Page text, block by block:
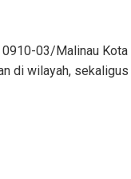
03/Malinau
di wilayah,